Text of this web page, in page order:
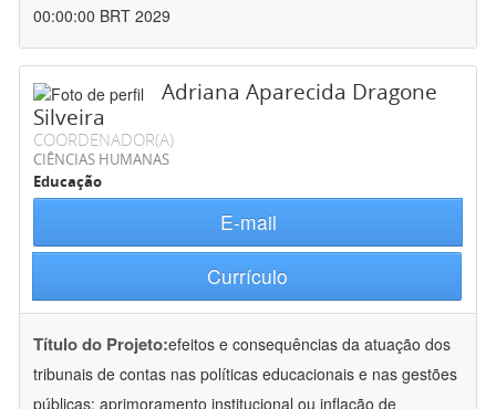
00:00:00 BRT 2029
Adriana Aparecida Dragone
Silveira
COORDENADOR(A)
CIÊNCIAS HUMANAS
Educação
E-mail
Currículo
Título do Projeto:efeitos e consequências da atuação dos
tribunais de contas nas políticas educacionais e nas gestões
públicas: aprimoramento institucional ou inflação de